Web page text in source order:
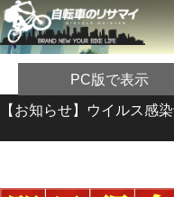
PC版で表示
【お知らせ】ウイルス感